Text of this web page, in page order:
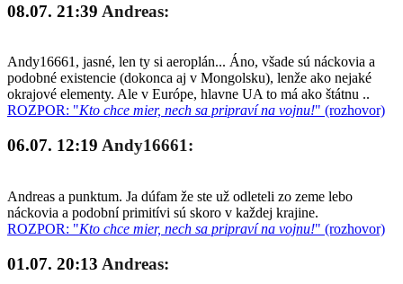
08.07. 21:39 Andreas:
Andy16661, jasné, len ty si aeroplán... Áno, všade sú náckovia a
podobné existencie (dokonca aj v Mongolsku), lenže ako nejaké
okrajové elementy. Ale v Európe, hlavne UA to má ako štátnu ..
ROZPOR: "Kto chce mier, nech sa pripraví na vojnu!" (rozhovor)
06.07. 12:19 Andy16661:
Andreas a punktum. Ja dúfam že ste už odleteli zo zeme lebo
náckovia a podobní primitívi sú skoro v každej krajine.
ROZPOR: "Kto chce mier, nech sa pripraví na vojnu!" (rozhovor)
01.07. 20:13 Andreas: